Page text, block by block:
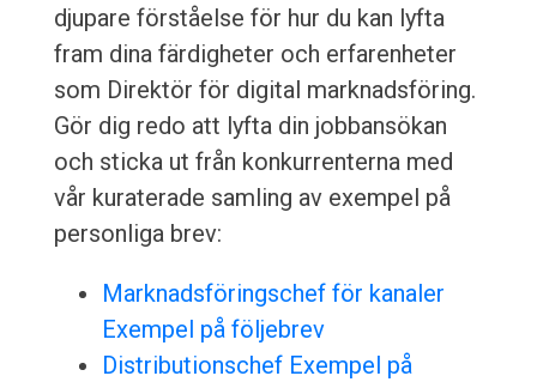
djupare förståelse för hur du kan lyfta
fram dina färdigheter och erfarenheter
som Direktör för digital marknadsföring.
Gör dig redo att lyfta din jobbansökan
och sticka ut från konkurrenterna med
vår kuraterade samling av exempel på
personliga brev:
Marknadsföringschef för kanaler
Exempel på följebrev
Distributionschef Exempel på